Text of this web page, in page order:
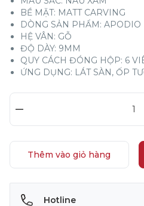
BỀ MẶT: MATT CARVING
DÒNG SẢN PHẨM: APODIO
HỆ VÂN: GỖ
ĐỘ DÀY: 9MM
QUY CÁCH ĐÓNG HỘP: 6
ỨNG DỤNG: LÁT SÀN, ỐP
–
Thêm vào giỏ hàng
Hotline